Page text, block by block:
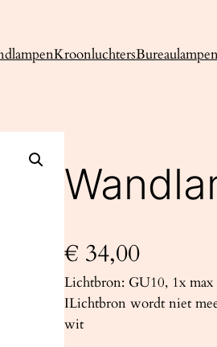
Kroonluchters
€ 34,00
Lichtbron: GU10, 1x
ILichtbron wordt niet
wit